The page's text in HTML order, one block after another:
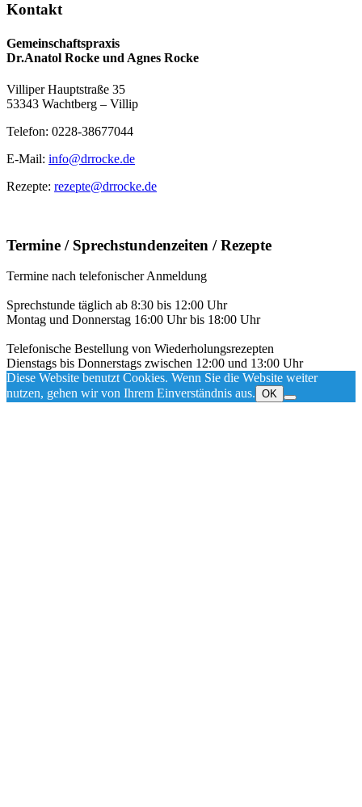
Kontakt
Gemeinschaftspraxis
Dr.Anatol Rocke und Agnes Rocke
Villiper Hauptstraße 35
53343 Wachtberg – Villip
Telefon: 0228-38677044
E-Mail: info@drrocke.de
Rezepte: rezepte@drrocke.de
Termine / Sprechstundenzeiten / Rezepte
Termine nach telefonischer Anmeldung
Sprechstunde täglich ab 8:30 bis 12:00 Uhr
Montag und Donnerstag 16:00 Uhr bis 18:00 Uhr
Telefonische Bestellung von Wiederholungsrezepten
Dienstags bis Donnerstags zwischen 12:00 und 13:00 Uhr
Diese Website benutzt Cookies. Wenn Sie die Website weiter
nutzen, gehen wir von Ihrem Einverständnis aus. OK